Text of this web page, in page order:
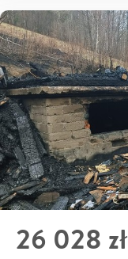
26 028 zł